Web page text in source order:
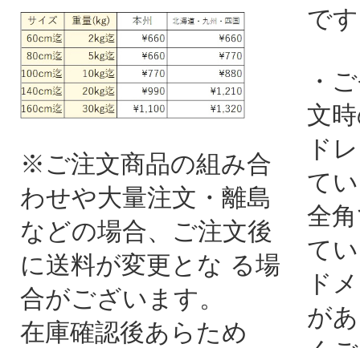
※ご注文商品の組み合
わせや大量注文・離島
などの場合、ご注文後
に送料が変更とな る場
合がございます。
在庫確認後あらため
で
・
文
ド
て
全
て
ド
が